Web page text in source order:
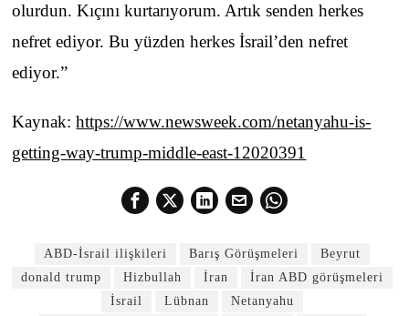
olurdun. Kıçını kurtarıyorum. Artık senden herkes
nefret ediyor. Bu yüzden herkes İsrail’den nefret
ediyor.”
Kaynak:https://www.newsweek.com/netanyahu-is-
getting-way-trump-middle-east-12020391
ABD-İsrail ilişkileri Barış Görüşmeleri
Beyrut
donald trump
Hizbullah İran
İran ABD görüşmeleri
İsrail
Lübnan
Netanyahu